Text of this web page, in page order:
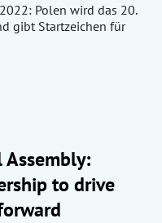
Polen wird das 20.
gibt Startzeichen für
Assembly:
to drive